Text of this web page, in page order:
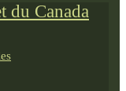
du Canada